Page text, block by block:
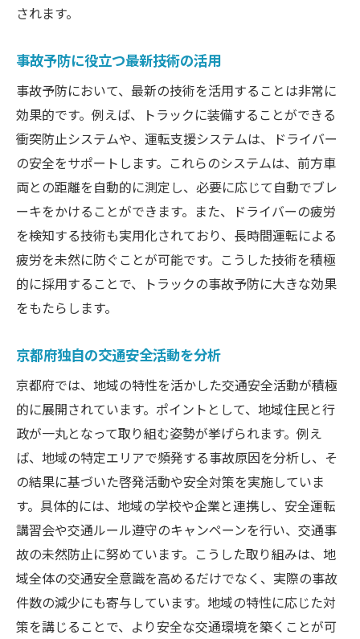
されます。
事故予防に役立つ最新技術の活用
事故予防において、最新の技術を活用することは非常に
効果的です。例えば、トラックに装備することができる
衝突防止システムや、運転支援システムは、ドライバー
の安全をサポートします。これらのシステムは、前方車
両との距離を自動的に測定し、必要に応じて自動でブレ
ーキをかけることができます。また、ドライバーの疲労
を検知する技術も実用化されており、長時間運転による
疲労を未然に防ぐことが可能です。こうした技術を積極
的に採用することで、トラックの事故予防に大きな効果
をもたらします。
京都府独自の交通安全活動を分析
京都府では、地域の特性を活かした交通安全活動が積極
的に展開されています。ポイントとして、地域住民と行
政が一丸となって取り組む姿勢が挙げられます。例え
ば、地域の特定エリアで頻発する事故原因を分析し、そ
の結果に基づいた啓発活動や安全対策を実施していま
す。具体的には、地域の学校や企業と連携し、安全運転
講習会や交通ルール遵守のキャンペーンを行い、交通事
故の未然防止に努めています。こうした取り組みは、地
域全体の交通安全意識を高めるだけでなく、実際の事故
件数の減少にも寄与しています。地域の特性に応じた対
策を講じることで、より安全な交通環境を築くことが可